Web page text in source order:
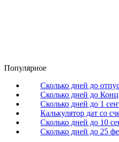
Популярное
Сколько дней до
Сколько дней до
Сколько дней до 1
Калькулятор дат со
Сколько дней до 10
Сколько дней до 25